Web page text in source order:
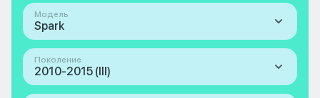
Модель
Spark
Поколение
2010-2015 (III)